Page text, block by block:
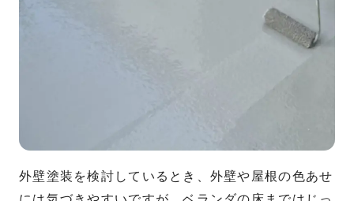
外壁塗装を検討しているとき、外壁や屋根の色あせ